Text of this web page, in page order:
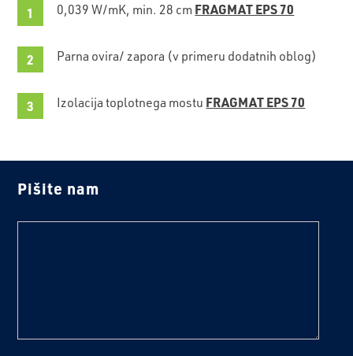
0,039 W/mK, min. 28 cm FRAGMAT EPS 70
Parna ovira/ zapora (v primeru dodatnih oblog)
Izolacija toplotnega mostu FRAGMAT EPS 70
Pišite nam